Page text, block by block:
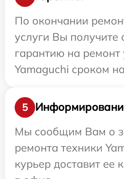
По окончании
услуги Вы
гарантию на ремонт
Yamaguchi сроком
5
Мы сообщим Вам о
ремонта техники
курьер доставит ее